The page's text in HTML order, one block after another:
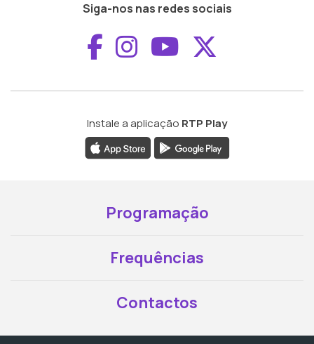
Siga-nos nas redes sociais
Aceder ao
Aceder ao
Aceder ao
Instale a aplicação RTP Play
Programação
Frequências
Contactos